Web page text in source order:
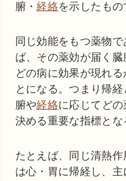
腑・経絡を示したもの
同じ効能をもつ薬物
ば、その薬効が届く臓
どの病に効果が現れ
とになる。つまり帰
腑や経絡に応じてど
決める重要な指標とな
たとえば、同じ清熱
は心・胃に帰経し、